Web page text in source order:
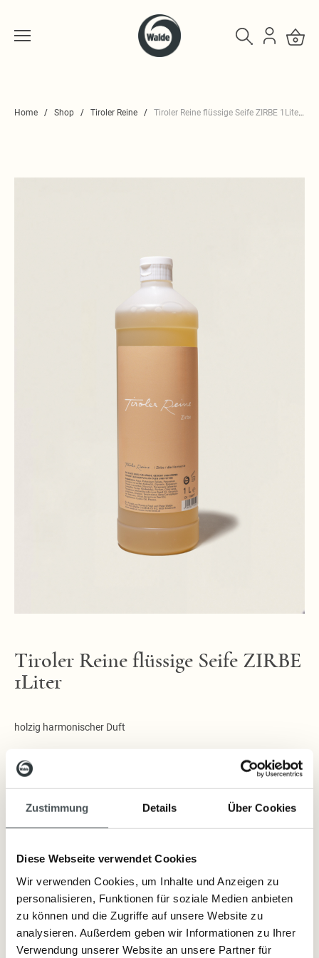
Zustimmung Details Über Cookies
Diese Webseite verwendet Cookies
Wir verwenden Cookies, um Inhalte und Anzeigen zu
personalisieren, Funktionen für soziale Medien anbieten
zu können und die Zugriffe auf unsere Website zu
analysieren. Außerdem geben wir Informationen zu Ihrer
Verwendung unserer Website an unsere Partner für
Home Shop Tiroler Reine Tiroler Reine flüssige Seife ZIRBE 1Liter
Tiroler Reine flüssige Seife ZIRBE
1Liter
holzig harmonischer Duft
jetzt noch reiner: OHNE Farbstoffe!
29,40 €
Artikelnummer: 12591